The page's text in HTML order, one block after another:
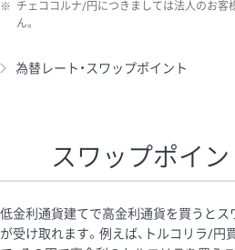
※ チェココルナ/円につきましては法人のお客
ん。
為替レート・スワップポイント
スワップポイ
低金利通貨建てで高金利通貨を買うとス
が受け取れます。例えば、トルコリラ/円